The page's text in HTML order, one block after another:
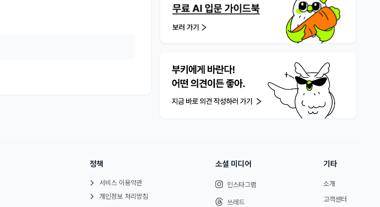
정책
서비스 이용약관
개인정보 처리방침
소셜 미디어
인스타그램
쓰레드
기타
소개
고객센터